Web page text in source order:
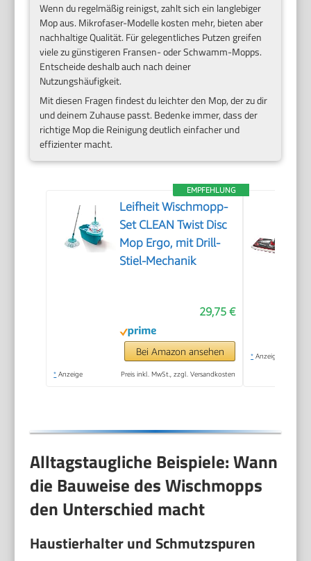
Wenn du regelmäßig reinigst, zahlt sich ein langlebiger
Mop aus. Mikrofaser-Modelle kosten mehr, bieten aber
nachhaltige Qualität. Für gelegentliches Putzen greifen
viele zu günstigeren Fransen- oder Schwamm-Mopps.
Entscheide deshalb auch nach deiner
Nutzungshäufigkeit.
Mit diesen Fragen findest du leichter den Mop, der zu dir
und deinem Zuhause passt. Bedenke immer, dass der
richtige Mop die Reinigung deutlich einfacher und
effizienter macht.
EMPFEHLUNG
Leifheit Wischmopp-
Set CLEAN Twist Disc
Mop Ergo, mit Drill-
Stiel-Mechanik
29,75 €
Bei Amazon ansehen
* Anzeige Preis inkl. MwSt., zzgl. Versandkosten
* Anzeige
Alltagstaugliche Beispiele: Wann
die Bauweise des Wischmopps
den Unterschied macht
Haustierhalter und Schmutzspuren